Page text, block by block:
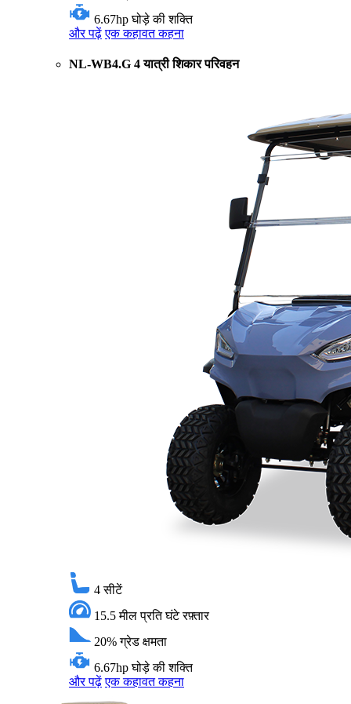
6.67hp घोड़े की शक्ति
और पढ़ें एक कहावत कहना
NL-WB4.G 4 यात्री शिकार परिवहन
4 सीटें
15.5 मील प्रति घंटे रफ़्तार
20% ग्रेड क्षमता
6.67hp घोड़े की शक्ति
और पढ़ें एक कहावत कहना